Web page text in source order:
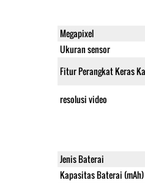
Megapixel
Ukuran sensor
Fitur Perangkat Keras
resolusi video
Jenis Baterai
Kapasitas Baterai (mAh)